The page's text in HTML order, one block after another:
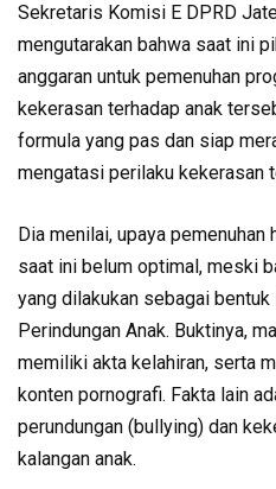
Sekretaris Komisi E DPRD
mengutarakan bahwa saat ini
anggaran untuk pemenuhan
kekerasan terhadap anak
formula yang pas dan siap
mengatasi perilaku kekerasan
Dia menilai, upaya pemenuhan
saat ini belum optimal, meski
yang dilakukan sebagai
Perindungan Anak. Buktinya,
memiliki akta kelahiran, serta
konten pornografi. Fakta lain
perundungan (bullying) dan
kalangan anak.